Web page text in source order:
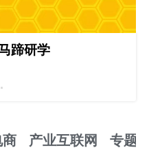
蹄研学
产业互联网 专题